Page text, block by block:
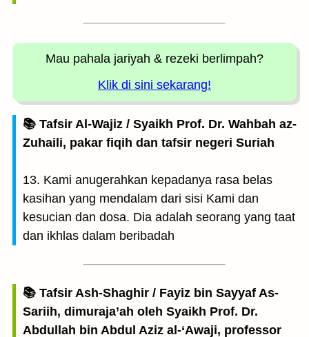
Mau pahala jariyah & rezeki berlimpah?
Klik di sini sekarang!
📚 Tafsir Al-Wajiz / Syaikh Prof. Dr. Wahbah az-
Zuhaili, pakar fiqih dan tafsir negeri Suriah
13. Kami anugerahkan kepadanya rasa belas
kasihan yang mendalam dari sisi Kami dan
kesucian dan dosa. Dia adalah seorang yang taat
dan ikhlas dalam beribadah
📚 Tafsir Ash-Shaghir / Fayiz bin Sayyaf As-
Sariih, dimuraja’ah oleh Syaikh Prof. Dr.
Abdullah bin Abdul Aziz al-‘Awaji, professor